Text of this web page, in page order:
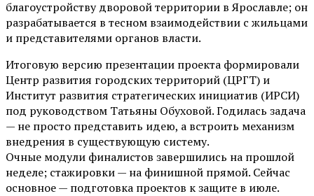
благоустройству дворовой территории в Ярославле; он
разрабатывается в тесном взаимодействии с жильцами
и представителями органов власти.
Итоговую версию презентации проекта формировали
Центр развития городских территорий (ЦРГТ) и
Институт развития стратегических инициатив (ИРСИ)
под руководством Татьяны Обуховой. Годилась задача
— не просто представить идею, а встроить механизм
внедрения в существующую систему.
Очные модули финалистов завершились на прошлой
неделе; стажировки — на финишной прямой. Сейчас
основное — подготовка проектов к защите в июле.